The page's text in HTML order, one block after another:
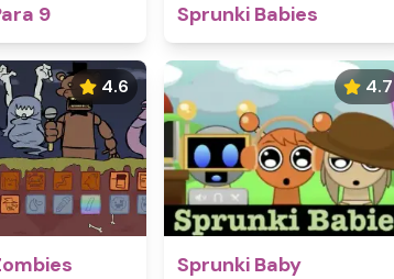
9 Sprunki Babies
4.6 4.7
Sprunki Baby